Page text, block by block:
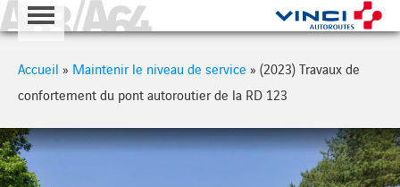
A63 - A64
Accueil » Maintenir le niveau de service » (2023) Travaux de
confortement du pont autoroutier de la RD 123
Cookies management panel